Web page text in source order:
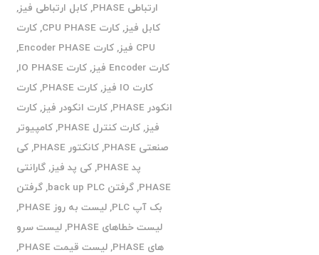
ارتباطی PHASE
,کابل ارتباطی فیز,
کابل فیز,کارت CPU PHASE ,کارت
CPU فیز
,کارت Encoder PHASE
,
کارت Encoder فیز
,کارت IO PHASE
,
کارت IO فیز
,کارت PHASE ,کارت
انکودر PHASE
,کارت انکودر فیز,کارت
فیز,کارت کنترل PHASE ,کامپیوتر
صنعتی PHASE
,کانکتور PHASE ,کی
پد PHASE
,کی پد فیز,گارانتی
PHASE
,گرفتن back up PLC ,گرفتن
بک آپ PLC
,لیست به روز PHASE
,
لیست خطاهای PHASE
,لیست سرو
های PHASE
,لیست قیمت PHASE
,